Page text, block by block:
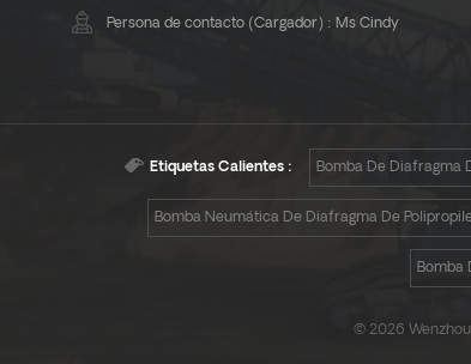
Persona de contacto (Cargador) : Ms Cindy
Etiquetas Calientes : Bomba De Diafragma
Bomba Neumática De Diafragma De
Bomba
© 2026 Wenzhou